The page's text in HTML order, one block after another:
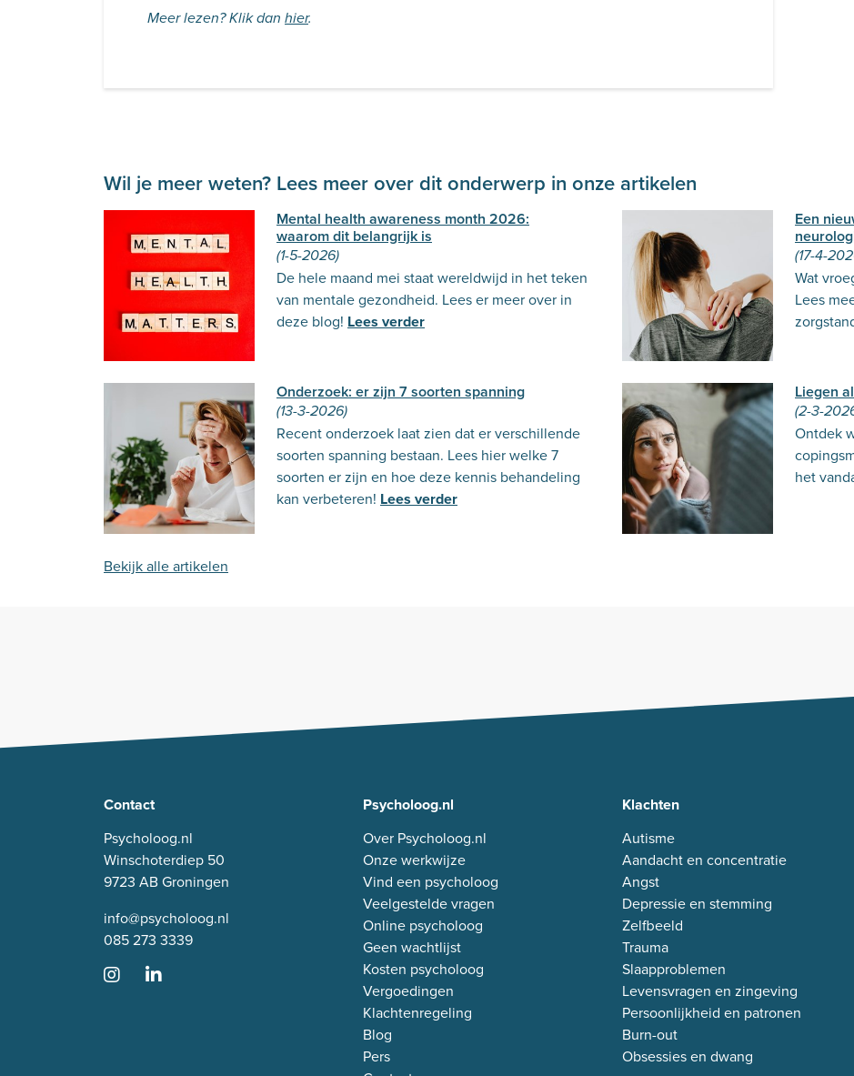
Meer lezen? Klik dan hier.
Wil je meer weten? Lees meer over dit onderwerp in onze artikelen
Mental health awareness month 2026:
waarom dit belangrijk is
(1-5-2026)
De hele maand mei staat wereldwijd in het teken
van mentale gezondheid. Lees er meer over in
deze blog! Lees verder
Een
(17-4-
Wat
Lees
Onderzoek: er zijn 7 soorten spanning
(13-3-2026)
Recent onderzoek laat zien dat er verschillende
soorten spanning bestaan. Lees hier welke 7
soorten er zijn en hoe deze kennis behandeling
kan verbeteren! Lees verder
Liegen
(2-3-
Ontdek
het
Bekijk alle artikelen
Contact
Psycholoog.nl
Winschoterdiep 50
9723 AB Groningen
info@psycholoog.nl
085 273 3339
Psycholoog.nl
Over Psycholoog.nl
Onze werkwijze
Vind een psycholoog
Veelgestelde vragen
Online psycholoog
Geen wachtlijst
Kosten psycholoog
Vergoedingen
Klachtenregeling
Blog
Pers
Klachten
Autisme
Aandacht en concentratie
Angst
Depressie en stemming
Zelfbeeld
Trauma
Slaapproblemen
Levensvragen en zingeving
Persoonlijkheid en patronen
Burn-out
Obsessies en dwang